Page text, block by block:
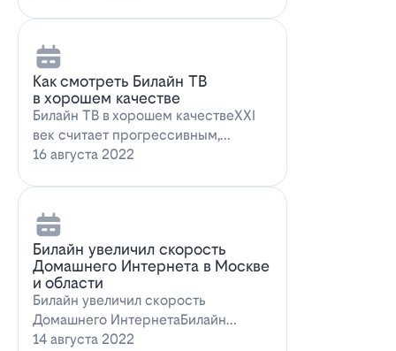
Как смотреть Билайн ТВ
в хорошем качестве
Билайн ТВ в хорошем качествеXXI
век считает прогрессивным,
большинство технологий доступны
16 августа 2022
Билайн увеличил скорость
Домашнего Интернета в Москве
и области
Билайн увеличил скорость
Домашнего ИнтернетаБилайн
увеличил скорость Домашнего
14 августа 2022